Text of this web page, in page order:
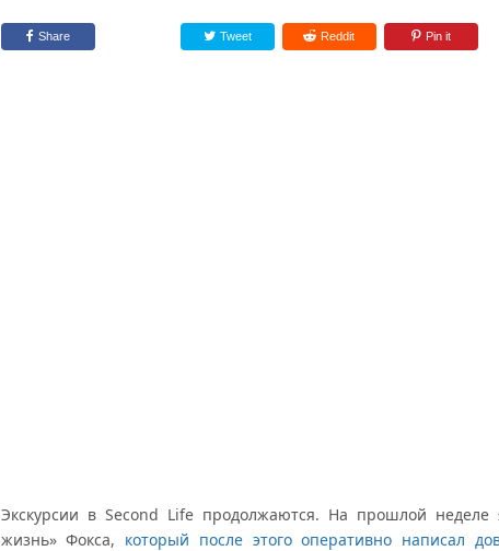
Share Tweet Reddit Pin it
Экскурсии в Second Life продолжаются. На прошлой
жизнь» Фокса, который после этого оперативно написал